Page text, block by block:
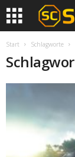
Start Schlagworte